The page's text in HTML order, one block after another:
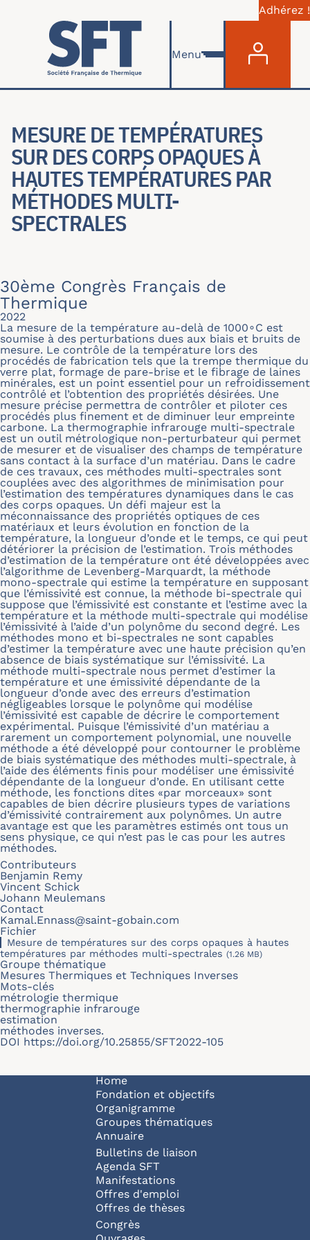
Skip to main content
Adhérez !
Menu
MESURE DE TEMPÉRATURES
SUR DES CORPS OPAQUES À
HAUTES TEMPÉRATURES PAR
MÉTHODES MULTI-
SPECTRALES
30ème Congrès Français de
Thermique
2022
La mesure de la température au-delà de 1000∘C est
soumise à des perturbations dues aux biais et bruits de
mesure. Le contrôle de la température lors des
procédés de fabrication tels que la trempe thermique du
verre plat, formage de pare-brise et le fibrage de laines
minérales, est un point essentiel pour un refroidissement
contrôlé et l’obtention des propriétés désirées. Une
mesure précise permettra de contrôler et piloter ces
procédés plus finement et de diminuer leur empreinte
carbone. La thermographie infrarouge multi-spectrale
est un outil métrologique non-perturbateur qui permet
de mesurer et de visualiser des champs de température
sans contact à la surface d’un matériau. Dans le cadre
de ces travaux, ces méthodes multi-spectrales sont
couplées avec des algorithmes de minimisation pour
l’estimation des températures dynamiques dans le cas
des corps opaques. Un défi majeur est la
méconnaissance des propriétés optiques de ces
matériaux et leurs évolution en fonction de la
température, la longueur d’onde et le temps, ce qui peut
détériorer la précision de l’estimation. Trois méthodes
d’estimation de la température ont été développées avec
l’algorithme de Levenberg-Marquardt, la méthode
mono-spectrale qui estime la température en supposant
que l’émissivité est connue, la méthode bi-spectrale qui
suppose que l’émissivité est constante et l’estime avec la
température et la méthode multi-spectrale qui modélise
l’émissivité à l’aide d’un polynôme du second degré. Les
méthodes mono et bi-spectrales ne sont capables
d’estimer la température avec une haute précision qu’en
absence de biais systématique sur l’émissivité. La
méthode multi-spectrale nous permet d’estimer la
température et une émissivité dépendante de la
longueur d’onde avec des erreurs d’estimation
négligeables lorsque le polynôme qui modélise
l’émissivité est capable de décrire le comportement
expérimental. Puisque l’émissivité d’un matériau a
rarement un comportement polynomial, une nouvelle
méthode a été développé pour contourner le problème
de biais systématique des méthodes multi-spectrale, à
l’aide des éléments finis pour modéliser une émissivité
dépendante de la longueur d’onde. En utilisant cette
méthode, les fonctions dites «par morceaux» sont
capables de bien décrire plusieurs types de variations
d’émissivité contrairement aux polynômes. Un autre
avantage est que les paramètres estimés ont tous un
sens physique, ce qui n’est pas le cas pour les autres
méthodes.
Contributeurs
Benjamin Remy
Vincent Schick
Johann Meulemans
Contact
Kamal.Ennass@saint-gobain.com
Fichier
Mesure de températures sur des corps opaques à hautes
températures par méthodes multi-spectrales (1.26 MB)
Groupe thématique
Mesures Thermiques et Techniques Inverses
Mots-clés
métrologie thermique
thermographie infrarouge
estimation
méthodes inverses.
DOI https://doi.org/10.25855/SFT2022-105
Navigation principale
Home
Fondation et objectifs
Organigramme
Groupes thématiques
Annuaire
Bulletins de liaison
Agenda SFT
Manifestations
Offres d'emploi
Offres de thèses
Congrès